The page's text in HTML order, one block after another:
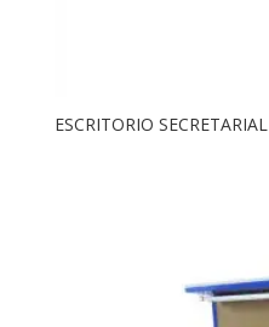
ESCRITORIO SECRETARIAL